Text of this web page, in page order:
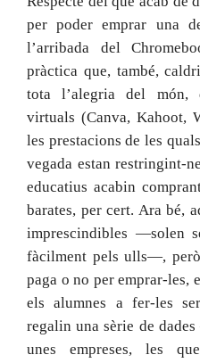
per poder emprar una
l’arribada del
pràctica que, també,
tota l’alegria del món,
virtuals (Canva, Kahoot,
les prestacions de les
vegada estan restringint-
educatius acabin
barates, per cert. Ara bé,
imprescindibles —solen
fàcilment pels ulls—,
paga o no per emprar-les,
els alumnes a fer-les
regalin una sèrie de
unes empreses, les